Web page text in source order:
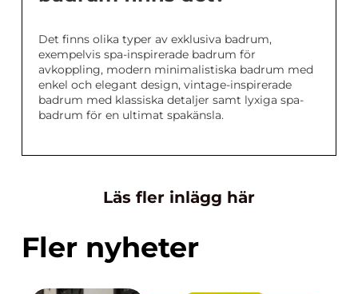
Det finns olika typer av exklusiva badrum,
exempelvis spa-inspirerade badrum för
avkoppling, modern minimalistiska badrum med
enkel och elegant design, vintage-inspirerade
badrum med klassiska detaljer samt lyxiga spa-
badrum för en ultimat spakänsla.
Läs fler inlägg här
Fler nyheter